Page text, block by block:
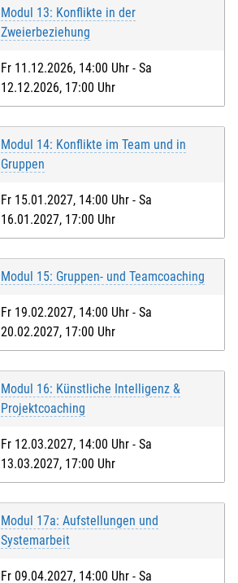
Modul 13: Konflikte in der
Zweierbeziehung
Fr 11.12.2026, 14:00 Uhr - Sa
12.12.2026, 17:00 Uhr
Modul 14: Konflikte im Team und in
Gruppen
Fr 15.01.2027, 14:00 Uhr - Sa
16.01.2027, 17:00 Uhr
Modul 15: Gruppen- und Teamcoaching
Fr 19.02.2027, 14:00 Uhr - Sa
20.02.2027, 17:00 Uhr
Modul 16: Künstliche Intelligenz &
Projektcoaching
Fr 12.03.2027, 14:00 Uhr - Sa
13.03.2027, 17:00 Uhr
Modul 17a: Aufstellungen und
Systemarbeit
Fr 09.04.2027, 14:00 Uhr - Sa